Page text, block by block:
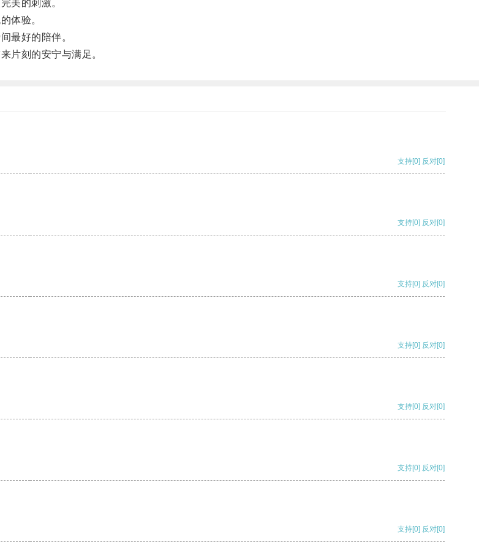
美的刺激。
体验。
最好的陪伴。
片刻的安宁与满足。
支持[0] 反对[0]
支持[0] 反对[0]
支持[0] 反对[0]
支持[0] 反对[0]
支持[0] 反对[0]
支持[0] 反对[0]
支持[0] 反对[0]